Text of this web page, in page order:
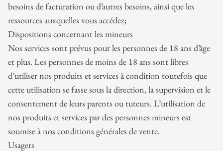
besoins de facturation ou d’autres besoins, ainsi que les
ressources auxquelles vous accédez;
Dispositions concernant les mineurs
Nos services sont prévus pour les personnes de 18 ans d’âge
et plus. Les personnes de moins de 18 ans sont libres
d’utiliser nos produits et services à condition toutefois que
cette utilisation se fasse sous la direction, la supervision et le
consentement de leurs parents ou tuteurs. L’utilisation de
nos produits et services par des personnes mineurs est
soumise à nos conditions générales de vente.
Usagers